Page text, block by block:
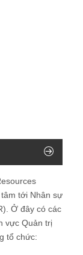
tới Nhân sự
Ở đây có các
vực Quản trị
tổ chức: